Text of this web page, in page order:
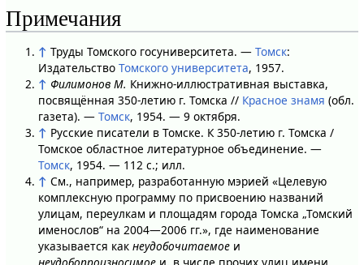
Примечания
↑ Труды Томского госуниверситета. — Томск:
Издательство Томского университета, 1957.
↑ Филимонов М. Книжно-иллюстративная выставка,
посвящённая 350-летию г. Томска // Красное знамя (обл.
газета). — Томск, 1954. — 9 октября.
↑ Русские писатели в Томске. К 350-летию г. Томска /
Томское областное литературное объединение. —
Томск, 1954. — 112 с.; илл.
↑ См., например, разработанную мэрией «Целевую
комплексную программу по присвоению названий
улицам, переулкам и площадям города Томска „Томский
именослов“ на 2004—2006 гг.», где наименование
указывается как неудобочитаемоеи